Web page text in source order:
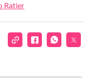
Ratier